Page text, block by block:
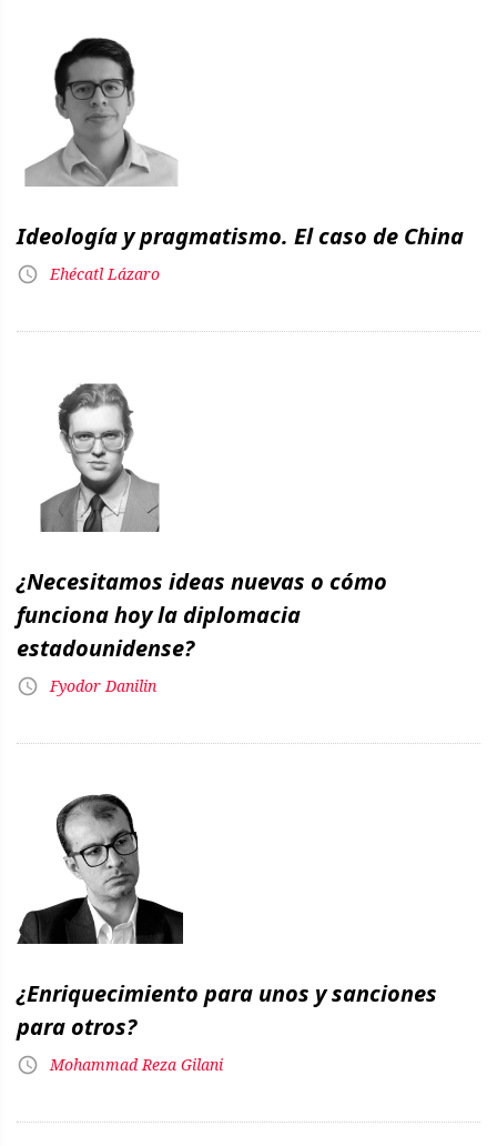
Ideología y pragmatismo. El caso de China
Ehécatl Lázaro
¿Necesitamos ideas nuevas o cómo
funciona hoy la diplomacia
estadounidense?
Fyodor Danilin
¿Enriquecimiento para unos y sanciones
para otros?
Mohammad Reza Gilani